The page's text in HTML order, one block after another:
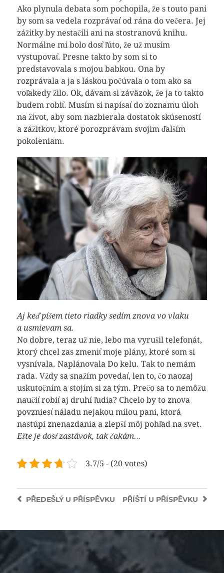
Ako plynula debata som pochopila, že s touto pani
by som sa vedela rozprávať od rána do večera. Jej
zážitky by nestačili ani na stostranovú knihu.
Normálne mi bolo dosť ľúto, že už musím
vystupovať. Presne takto by som si to
predstavovala s mojou babkou. Ona by
rozprávala a ja s láskou počúvala o tom ako sa
voľakedy žilo. Ok, dávam si záväzok, že ja to takto
budem robiť. Musím si napísať do zoznamu úloh
na život, aby som nazbierala dostatok skúseností
a zážitkov, ktoré porozprávam svojim ďalším
pokoleniam.
Aj keď píšem tieto riadky sedím znova vo vlaku
a usmievam sa.
No dobre, teraz už nie, lebo ma vyrušil telefonát,
ktorý chcel zas zmeniť moje plány, ktoré som si
vysnívala. Naplánovala Do kelu. Tak to nemám
rada. Vždy sa snažím povedať, len to, čo naozaj
uskutočním a stojím si za tým. Prečo sa to nemôžu
naučiť robiť aj druhí ľudia? Chcelo by to znova
povzniesť náladu nejakou milou pani, ktorá
nastúpi znenazdania a zlepší môj pohľad na svet.
Ešte je dosť zastávok, tak čakám…
3.7/5 - (20 votes)
PŘÍŠTÍ U PŘÍSPĚVKU
PŘEDEŠLÝU PŘÍSPĚVKU